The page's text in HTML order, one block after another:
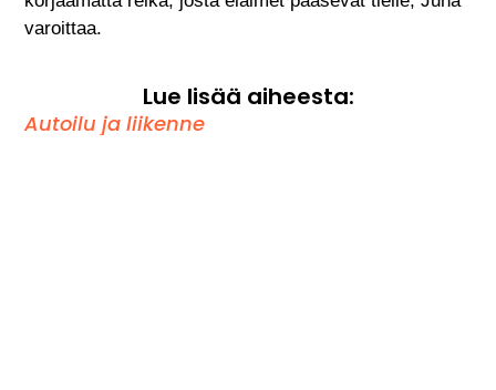
varoittaa.
Lue lisää aiheesta:
Autoilu ja liikenne